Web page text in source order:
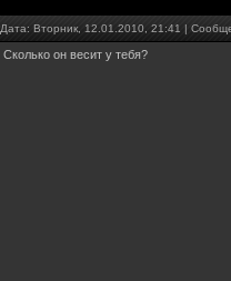
Дата: Вторник, 12.01.2010, 21:41 |
Сколько он весит у тебя?